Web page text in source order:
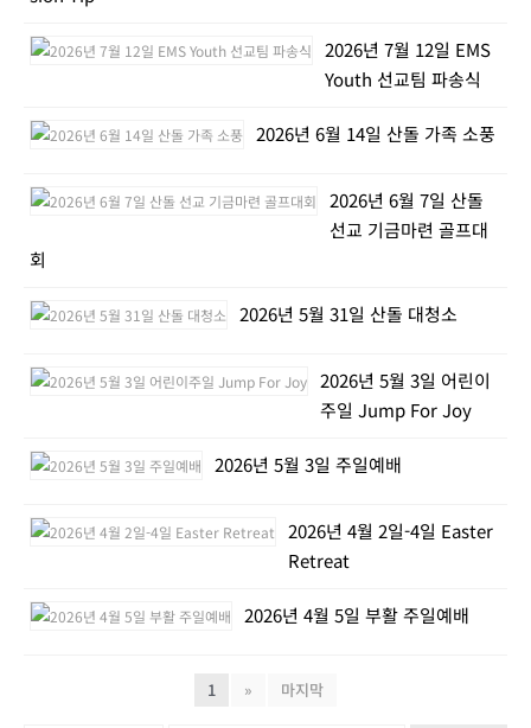
2026년 7월 12일 EMS
Youth 선교팀 파송식
2026년 6월 14일 산돌 가족 소풍
2026년 6월 7일 산돌
선교 기금마련 골프대
회
2026년 5월 31일 산돌 대청소
2026년 5월 3일 어린이
주일 Jump For Joy
2026년 5월 3일 주일예배
2026년 4월 2일-4일 Easter
Retreat
2026년 4월 5일 부활 주일예배
1 » 마지막